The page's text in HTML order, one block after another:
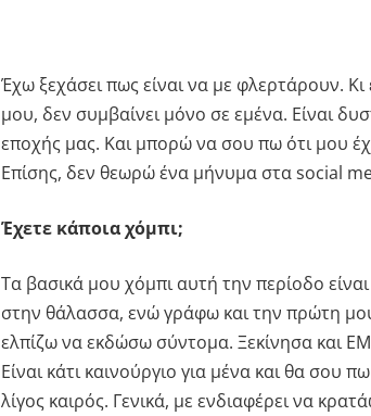
Έχω ξεχάσει πως είναι να με φλερτάρουν.
μου, δεν συμβαίνει μόνο σε εμένα. Είναι
εποχής μας. Και μπορώ να σου πω ότι μου
Επίσης, δεν θεωρώ ένα μήνυμα στα social
Έχετε κάποια χόμπι;
Τα βασικά μου χόμπι αυτή την περίοδο
στην θάλασσα, ενώ γράφω και την πρώτη
ελπίζω να εκδώσω σύντομα. Ξεκίνησα και
Είναι κάτι καινούργιο για μένα και θα σου
λίγος καιρός. Γενικά, με ενδιαφέρει να